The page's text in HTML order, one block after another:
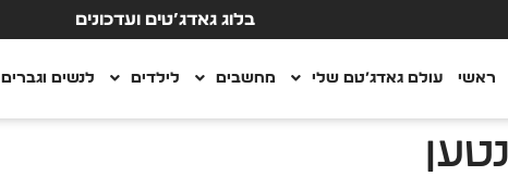
בלוג גאדג’טים ועדכונים
ראשי עולם גאדג’טם שלי מחשבים לילדים לנשים וגברים